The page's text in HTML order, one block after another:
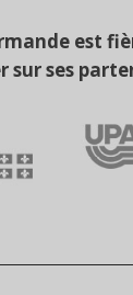
est
sur ses